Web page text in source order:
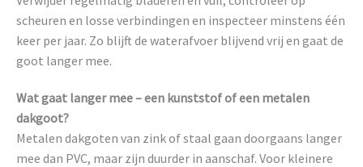
scheuren en losse verbindingen en inspecteer minstens één
keer per jaar. Zo blijft de waterafvoer blijvend vrij en gaat de
goot langer mee.
Wat gaat langer mee – een kunststof of een metalen
dakgoot?
Metalen dakgoten van zink of staal gaan doorgaans langer
mee dan PVC, maar zijn duurder in aanschaf. Voor kleinere